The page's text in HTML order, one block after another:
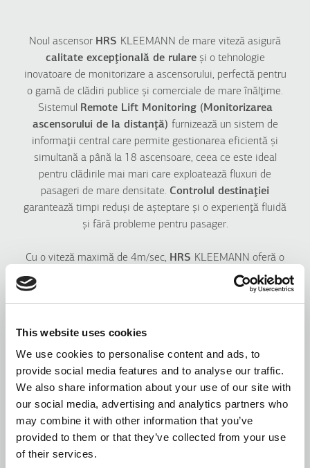
This website uses cookies
We use cookies to personalise content and ads, to
provide social media features and to analyse our traffic.
We also share information about your use of our site with
our social media, advertising and analytics partners who
may combine it with other information that you’ve
provided to them or that they’ve collected from your use
of their services.
HRS
INDUSTRIALE
Freight Hydraulic
Atlas Super Gigas
Atlas Gigas R
Compact
HOTELURI
HRS for Hotels
Atlas Premium
Atlas Gigas R
Dumbwaiter
SOLUȚII PENTRU
Maison200 H
Maison100 H
SPITALE
Atlas Gigas R
Noul ascensor HRS KLEEMANN de mare viteză asigură
calitate excepţională de rulareşi o tehnologie
inovatoare de monitorizare a ascensorului, perfectă pentru
o gamă de clădiri publice şi comerciale de mare înălţime.
Sistemul Remote Lift Monitoring (Monitorizarea
ascensorului de la distanţă) furnizează un sistem de
informaţii central care permite gestionarea eficientă şi
simultană a până la 18 ascensoare, ceea ce este ideal
pentru clădirile mai mari care exploatează fluxuri de
pasageri de mare densitate. Controlul destinaţiei
garantează timpi reduşi de aşteptare şi o experienţă fluidă
şi fără probleme pentru pasager.
Cu o viteză maximă de 4m/sec, HRS KLEEMANN oferă o